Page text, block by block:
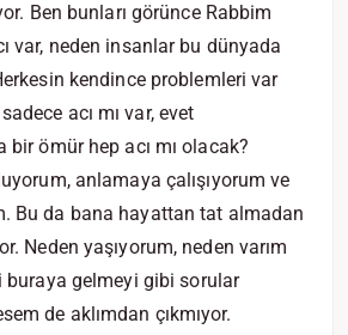
Ben bunları görünce Rabbim
var, neden insanlar bu dünyada
kendince problemleri var
acı mı var, evet
bir ömür hep acı mı olacak?
anlamaya çalışıyorum ve
Bu da bana hayattan tat almadan
Neden yaşıyorum, neden varım
buraya gelmeyi gibi sorular
de aklımdan çıkmıyor.